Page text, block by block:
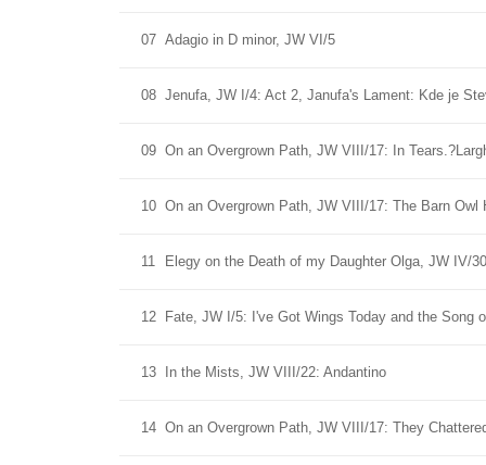
07 Adagio in D minor, JW VI/5
08 Jenufa, JW I/4: Act 2, Janufa's Lament: Kde je
09 On an Overgrown Path, JW VIII/17: In
10 On an Overgrown Path, JW VIII/17: The Barn Owl
11 Elegy on the Death of my Daughter Olga, JW IV/30
12 Fate, JW I/5: I've Got Wings Today and the Song
13 In the Mists, JW VIII/22: Andantino
14 On an Overgrown Path, JW VIII/17: They